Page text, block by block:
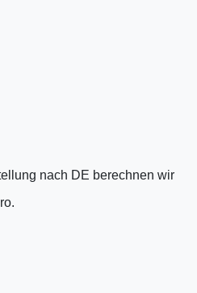
nach DE berechnen wir